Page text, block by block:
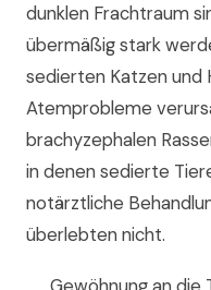
dunklen Frachtraum
übermäßig stark
sedierten Katzen und
Atemprobleme
brachyzephalen
in denen sedierte
notärztliche
überlebten nicht.